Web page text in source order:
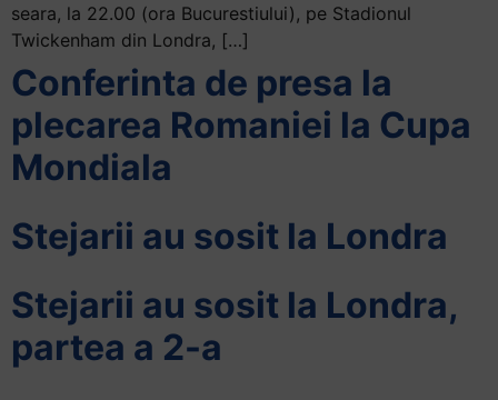
seara, la 22.00 (ora Bucurestiului), pe Stadionul
Twickenham din Londra, […]
Conferinta de presa la
plecarea Romaniei la Cupa
Mondiala
Stejarii au sosit la Londra
Stejarii au sosit la Londra,
partea a 2-a